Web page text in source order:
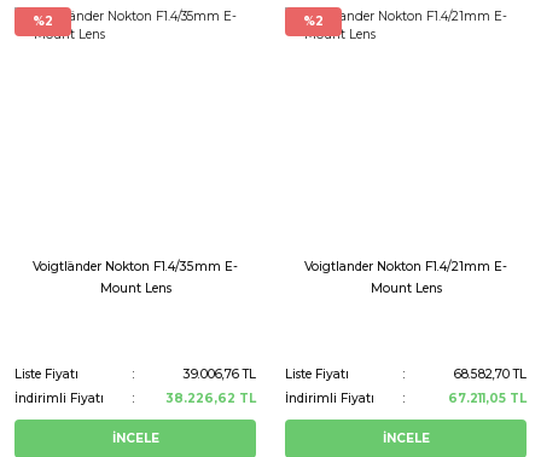
%2
Voigtländer Nokton F1.4/35mm E-
Mount Lens
Liste Fiyatı
39.006,76 TL
İndirimli Fiyatı
38.226,62 TL
İNCELE
%2
Voigtlander Nokton F1.4/21mm E-
Mount Lens
Liste Fiyatı
68.582,70 TL
İndirimli Fiyatı
67.211,05 TL
İNCELE